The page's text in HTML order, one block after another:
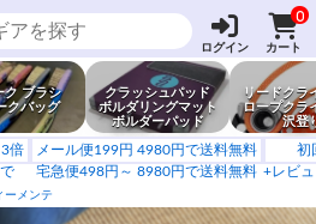
ログイン
0
カート
ク ブラシ
クバッグ
クラッシュパッド
ボルダリングマット
ボルダーパッド
リードクラ
ロープクラ
沢登
倍
メール便199円 4980円で送料無料
宅急便498円～ 8980円で送料無料
初
+レビ
ーメンテ